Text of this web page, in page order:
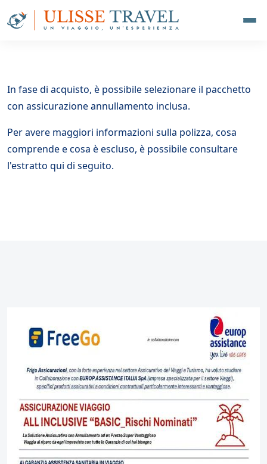
In fase di acquisto, è possibile selezionare il pacchetto
con assicurazione annullamento inclusa.
Per avere maggiori informazioni sulla polizza, cosa
comprende e cosa è escluso, è possibile consultare
l'estratto qui di seguito.